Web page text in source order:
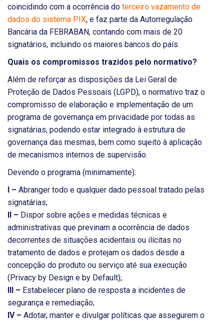
coincidindo com a ocorrência do terceiro vazamento de
dados do sistema PIX, e faz parte da Autorregulação
Bancária da FEBRABAN, contando com mais de 20
signatários, incluindo os maiores bancos do país.
Quais os compromissos trazidos pelo normativo?
Além de reforçar as disposições da Lei Geral de
Proteção de Dados Pessoais (LGPD), o normativo traz o
compromisso de elaboração e implementação de um
programa de governança em privacidade por todas as
signatárias, podendo estar integrado à estrutura de
governança das mesmas, bem como sujeito à aplicação
de mecanismos internos de supervisão.
Devendo o programa (minimamente):
I – Abranger todo e qualquer dado pessoal tratado pelas
signatárias;
II – Dispor sobre ações e medidas técnicas e
administrativas que previnam a ocorrência de dados
decorrentes de situações acidentais ou ilícitas no
tratamento de dados e protejam os dados desde a
concepção do produto ou serviço até sua execução
(Privacy by Design e by Default);
III – Estabelecer plano de resposta a incidentes de
segurança e remediação;
IV – Adotar, manter e divulgar políticas que assegurem o